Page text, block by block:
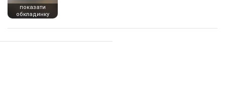
показати
обкладинку